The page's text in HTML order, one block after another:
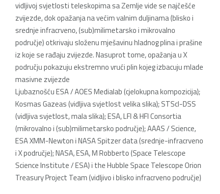
vidljivoj svjetlosti teleskopima sa Zemlje vide se najčešće
zvijezde, dok opažanja na većim valnim duljinama (blisko i
srednje infracrveno, (sub)milimetarsko i mikrovalno
područje) otkrivaju složenu mješavinu hladnog plina i prašine
iz koje se rađaju zvijezde. Nasuprot tome, opažanja u X
području pokazuju ekstremno vrući plin kojeg izbacuju mlade
masivne zvijezde
Ljubaznošću ESA / AOES Medialab (cjelokupna kompozicija);
Kosmas Gazeas (vidljiva svjetlost velika slika); STScI-DSS
(vidljiva svjetlost, mala slika); ESA, LFI & HFI Consortia
(mikrovalno i (sub)milimetarsko područje); AAAS / Science,
ESA XMM-Newton i NASA Spitzer data (srednje-infracrveno
i X područje); NASA, ESA, M Robberto (Space Telescope
Science Institute / ESA) i the Hubble Space Telescope Orion
Treasury Project Team (vidljivo i blisko infracrveno područje)